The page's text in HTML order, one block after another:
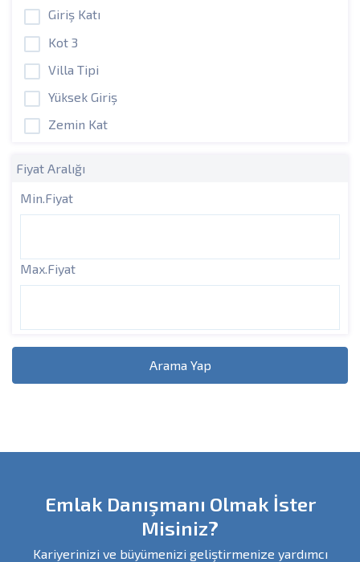
Giriş Katı
Kot 3
Villa Tipi
Yüksek Giriş
Zemin Kat
Fiyat Aralığı
Min.Fiyat
Max.Fiyat
Arama Yap
Emlak Danışmanı Olmak İster
Misiniz?
Kariyerinizi ve büyümenizi geliştirmenize yardımcı